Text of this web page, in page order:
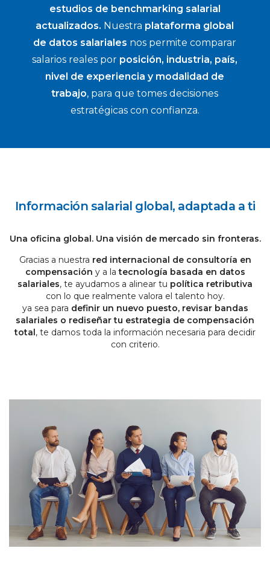
estudios de benchmarking salarial
actualizados. Nuestra plataforma global
de datos salariales nos permite comparar
salarios reales por posición, industria, país,
nivel de experiencia y modalidad de
trabajo, para que tomes decisiones
estratégicas con confianza.
Información salarial global, adaptada a ti
Una oficina global. Una visión de mercado sin fronteras.
Gracias a nuestra red internacional de consultoría en
compensación y a latecnología basada en datos
salariales, te ayudamos a alinear tu política retributiva
con lo que realmente valora el talento hoy.
ya sea para definir un nuevo puesto, revisar bandas
salariales o rediseñar tu estrategia de compensación
total, te damos toda la información necesaria para decidir
con criterio.